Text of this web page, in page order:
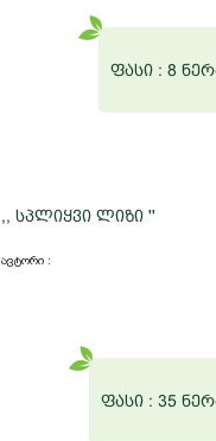
ფასი : 8
,, სპლიყვი ლიზი ''
ავტორი :
ფასი : 35